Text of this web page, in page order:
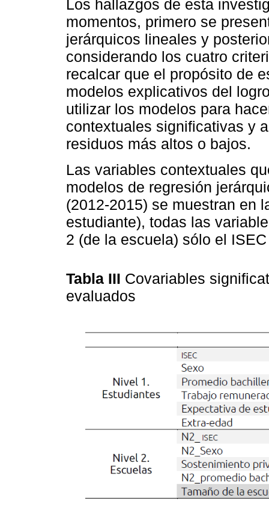
Los hallazgos de esta
momentos, primero se
jerárquicos lineales y
considerando los cuatro
recalcar que el propósito de
modelos explicativos del
utilizar los modelos para
contextuales significativas y
residuos más altos o bajos.
Las variables contextuales
modelos de regresión
(2012-2015) se muestran en
estudiante), todas las
2 (de la escuela) sólo el
Tabla III Covariables
evaluados